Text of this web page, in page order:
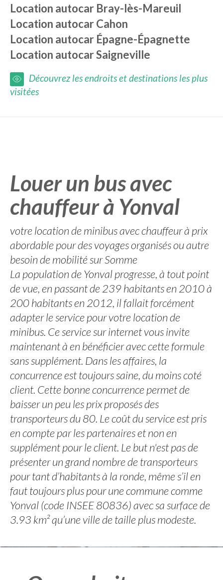
Location autocar Bray-lès-Mareuil
Location autocarCahon
Location autocar Épagne-Épagnette
Location autocarSaigneville
Découvrez les endroits et destinations les plus
visitées
Louer un bus avec
chauffeur à Yonval
votre location de minibus avec chauffeur à prix
abordable pour des voyages organisés ou autre
besoin de mobilité sur Somme
La population de Yonval progresse, à tout point
de vue, en passant de 239 habitants en 2010 à
200 habitants en 2012, il fallait forcément
adapter le service pour votre location de
minibus. Ce service sur internet vous invite
maintenant à en bénéficier avec cette formule
sans supplément. Dans les affaires, la
concurrence est toujours saine, du moins coté
client. Cette bonne concurrence permet de
baisser un peu les prix proposés des
transporteurs du 80. Le coût du service est pris
en compte par les partenaires et non en
supplément pour le client. Le but n'est pas de
présenter un grand nombre de transporteurs
pour tant d’habitants à la ronde, même s’il en
faut toujours plus pour une commune comme
Yonval (code INSEE 80836) avec sa surface de
3.93 km² qu’une ville de taille plus modeste.